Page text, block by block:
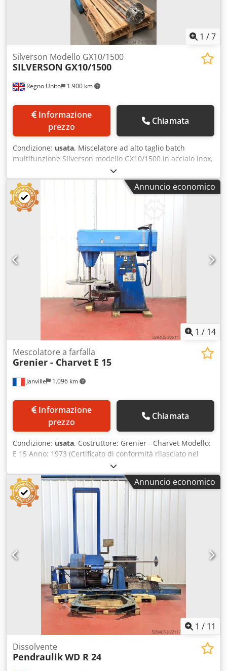
1 /7
Regno Unito 1.900 km
Silverson Modello GX10/1500
SILVERSON GX10/1500
prezzo
Chiamata
Condizione: usata, Miscelatore ad alto taglio batch
multifunzione Silverson modello GX10/1500 in acciaio inox,
poco usato. Dotato di testa disgregatrice universale.
Azionamento diretto tramite motore da 7,5kW, 1470rpm.
Incluso supporto mobile idraulico alza/abbassa Silverson
modello D/Lift, portata massima di lavoro 300 kg. Dcsdpfx
Asy Inr Robijk
Annuncio economico
1 / 14
Janville 1.096 km
Mescolatore a farfalla
Grenier - Charvet E 15
prezzo
Chiamata
Condizione: usata, Costruttore: Grenier - Charvet Modello:
E 15 Anno: 1973 (Certificato di conformità rilasciato nel
2001) Dcodpfx Abozg Nf Tsiek Tipo: Miscelatore per paste
ad alta viscosità Potenza motore: 15 CV - 11 kW Variazione
velocità: meccanica Utilizzo precedente: contenitori per
vernice da 220 L e 440 L Utensile di miscelazione: farfalla Ø
960 mm Bloccaggio recipiente: pneumatico Movimento
verticale: unità idraulica Altezza in posizione bassa: 2040
mm Altezza in posizione alta: 2880 mm Corsa: 840 mm
Annuncio economico
1 / 11
Dissolvente
PendraulikWD R 24